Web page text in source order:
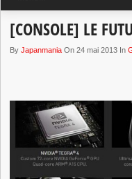
[CONSOLE] LE
ByJapanmania On 24 mai 2013 In